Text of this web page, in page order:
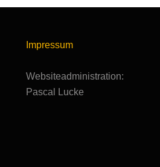
Impressum
Websiteadministration:
Pascal Lucke